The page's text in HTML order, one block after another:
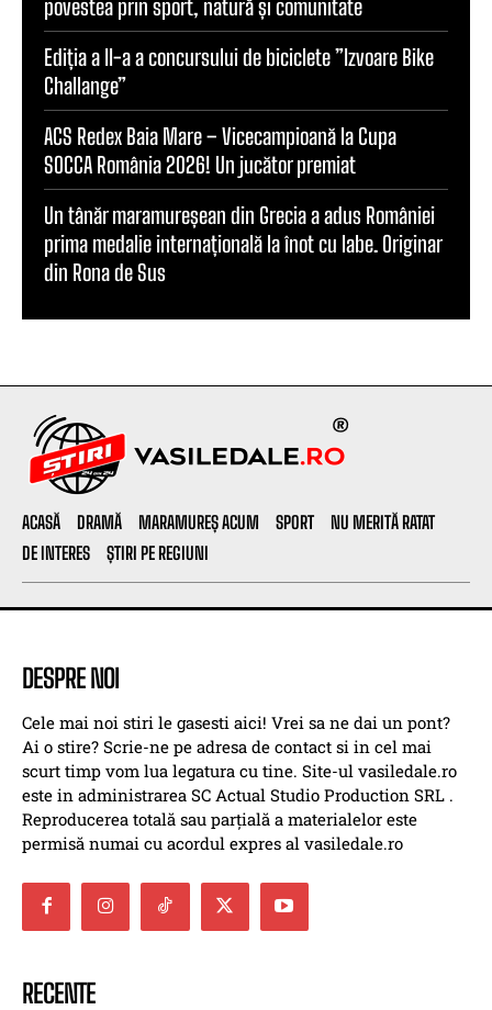
povestea prin sport, natură și comunitate
Ediția a II-a a concursului de biciclete ”Izvoare Bike
Challange”
ACS Redex Baia Mare – Vicecampioană la Cupa
SOCCA România 2026! Un jucător premiat
Un tânăr maramureșean din Grecia a adus României
prima medalie internațională la înot cu labe. Originar
din Rona de Sus
ACASĂ DRAMĂ MARAMUREȘ ACUM SPORT
NU MERITĂ RATAT
DE INTERES
ȘTIRI PE REGIUNI
DESPRE NOI
Cele mai noi stiri le gasesti aici! Vrei sa ne dai un pont?
Ai o stire? Scrie-ne pe adresa de contact si in cel mai
scurt timp vom lua legatura cu tine. Site-ul vasiledale.ro
este in administrarea SC Actual Studio Production SRL .
Reproducerea totală sau parțială a materialelor este
permisă numai cu acordul expres al vasiledale.ro
RECENTE